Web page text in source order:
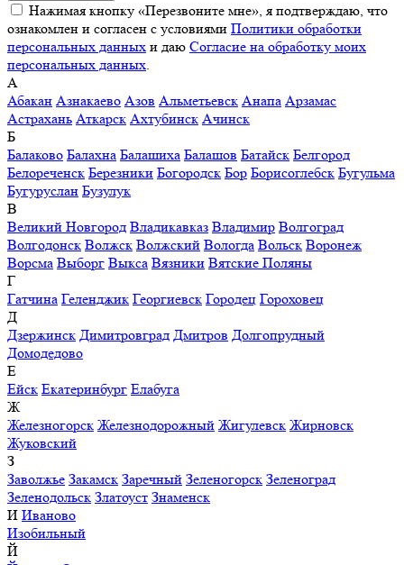
Нажимая кнопку «Перезвоните мне», я подтверждаю, что
ознакомлен и согласен с условиями Политики обработки
персональных данных и даю Согласие на обработку моих
персональных данных
А
Абакан Азнакаево Азов Альметьевск Анапа Арзамас
Астрахань Аткарск Ахтубинск Ачинск
Б
Балаково Балахна Балашиха Балашов Батайск Белгород
Белореченск Березники Богородск Бор Борисоглебск Бугульма
Бугуруслан Бузулук
В
Великий Новгород Владикавказ Владимир Волгоград
Волгодонск Волжск Волжский Вологда Вольск Воронеж
Ворсма Выборг Выкса Вязники Вятские Поляны
Г
Гатчина Геленджик Георгиевск Городец Гороховец
Д
Дзержинск Димитровград Дмитров Долгопрудный
Домодедово
Е
Ейск Екатеринбург Елабуга
Ж
Железногорск Железнодорожный Жигулевск Жирновск
Жуковский
З
Заволжье Закамск Заречный Зеленогорск Зеленоград
Зеленодольск Златоуст Знаменск
И Иваново
Изобильный
Й